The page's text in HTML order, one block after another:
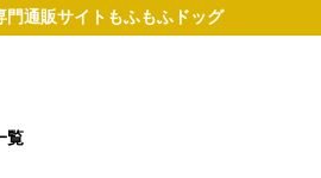
門通販サイト もふもふドッグ
覧